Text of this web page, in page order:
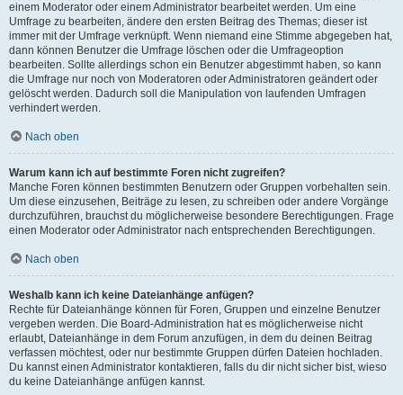
einem Moderator oder einem Administrator bearbeitet werden. Um eine
Umfrage zu bearbeiten, ändere den ersten Beitrag des Themas; dieser ist
immer mit der Umfrage verknüpft. Wenn niemand eine Stimme abgegeben hat,
dann können Benutzer die Umfrage löschen oder die Umfrageoption
bearbeiten. Sollte allerdings schon ein Benutzer abgestimmt haben, so kann
die Umfrage nur noch von Moderatoren oder Administratoren geändert oder
gelöscht werden. Dadurch soll die Manipulation von laufenden Umfragen
verhindert werden.
Nach oben
Warum kann ich auf bestimmte Foren nicht zugreifen?
Manche Foren können bestimmten Benutzern oder Gruppen vorbehalten sein.
Um diese einzusehen, Beiträge zu lesen, zu schreiben oder andere Vorgänge
durchzuführen, brauchst du möglicherweise besondere Berechtigungen. Frage
einen Moderator oder Administrator nach entsprechenden Berechtigungen.
Nach oben
Weshalb kann ich keine Dateianhänge anfügen?
Rechte für Dateianhänge können für Foren, Gruppen und einzelne Benutzer
vergeben werden. Die Board-Administration hat es möglicherweise nicht
erlaubt, Dateianhänge in dem Forum anzufügen, in dem du deinen Beitrag
verfassen möchtest, oder nur bestimmte Gruppen dürfen Dateien hochladen.
Du kannst einen Administrator kontaktieren, falls du dir nicht sicher bist, wieso
du keine Dateianhänge anfügen kannst.